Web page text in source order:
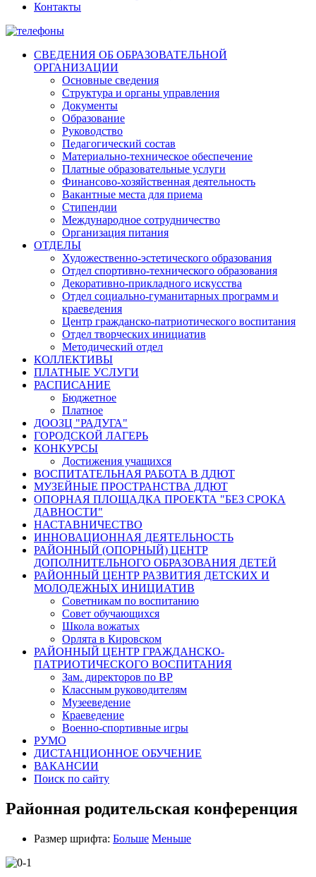
Контакты
СВЕДЕНИЯ ОБ ОБРАЗОВАТЕЛЬНОЙ
ОРГАНИЗАЦИИ
Основные сведения
Структура и органы управления
Документы
Образование
Руководство
Педагогический состав
Материально-техническое обеспечение
Платные образовательные услуги
Финансово-хозяйственная деятельность
Вакантные места для приема
Стипендии
Международное сотрудничество
Организация питания
ОТДЕЛЫ
Художественно-эстетического образования
Отдел спортивно-технического образования
Декоративно-прикладного искусства
Отдел социально-гуманитарных программ и
краеведения
Центр гражданско-патриотического воспитания
Отдел творческих инициатив
Методический отдел
КОЛЛЕКТИВЫ
ПЛАТНЫЕ УСЛУГИ
РАСПИСАНИЕ
Бюджетное
Платное
ДООЗЦ "РАДУГА"
ГОРОДСКОЙ ЛАГЕРЬ
КОНКУРСЫ
Достижения учащихся
ВОСПИТАТЕЛЬНАЯ РАБОТА В ДДЮТ
МУЗЕЙНЫЕ ПРОСТРАНСТВА ДДЮТ
ОПОРНАЯ ПЛОЩАДКА ПРОЕКТА "БЕЗ СРОКА
ДАВНОСТИ"
НАСТАВНИЧЕСТВО
ИННОВАЦИОННАЯ ДЕЯТЕЛЬНОСТЬ
РАЙОННЫЙ (ОПОРНЫЙ) ЦЕНТР
ДОПОЛНИТЕЛЬНОГО ОБРАЗОВАНИЯ ДЕТЕЙ
РАЙОННЫЙ ЦЕНТР РАЗВИТИЯ ДЕТСКИХ И
МОЛОДЕЖНЫХ ИНИЦИАТИВ
Советникам по воспитанию
Совет обучающихся
Школа вожатых
Орлята в Кировском
РАЙОННЫЙ ЦЕНТР ГРАЖДАНСКО-
ПАТРИОТИЧЕСКОГО ВОСПИТАНИЯ
Зам. директоров по ВР
Классным руководителям
Музееведение
Краеведение
Военно-спортивные игры
РУМО
ДИСТАНЦИОННОЕ ОБУЧЕНИЕ
ВАКАНСИИ
Поиск по сайту
Районная родительская конференция
Размер шрифта: Больше Меньше